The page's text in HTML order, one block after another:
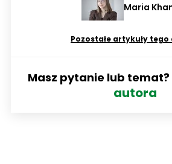
Maria
Pozostałe artykuły
Masz pytanie lub temat?
autora